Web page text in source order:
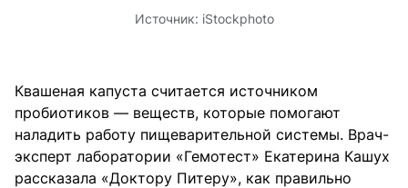
Источник: iStockphoto
Квашеная капуста считается источником
пробиотиков — веществ, которые помогают
наладить работу пищеварительной системы. Врач-
эксперт лаборатории «Гемотест» Екатерина Кашух
рассказала «Доктору Питеру», как правильно